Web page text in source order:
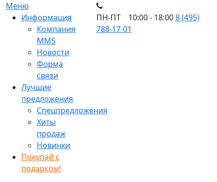
Меню
Информация
Компания
MMS
Новости
Форма
связи
Лучшие
предложения
Спецпредложения
Хиты
продаж
Новинки
Покупай с
подарком!
ПН-ПТ 10:00 - 18:008 (495)
788-17-01